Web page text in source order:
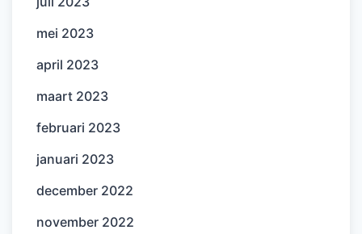
mei 2023
april 2023
maart 2023
februari 2023
januari 2023
december 2022
november 2022